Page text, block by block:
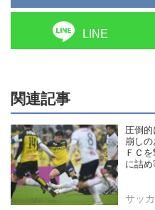
LINE
関連記事
圧倒
崩し
ＦＣ
に詰
サッ